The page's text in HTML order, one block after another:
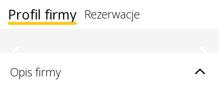
Profil firmy Rezerwacje
Opis firmy